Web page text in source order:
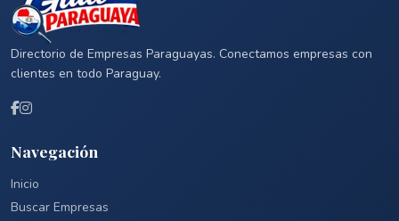
Directorio de Empresas Paraguayas. Conectamos empresas con
clientes en todo Paraguay.
Navegación
Inicio
Buscar Empresas